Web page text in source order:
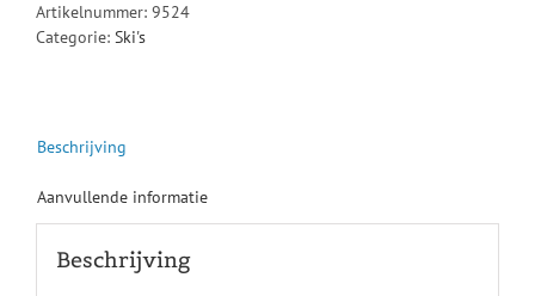
Artikelnummer: 9524
Categorie: Ski's
Beschrijving
Aanvullende informatie
Beschrijving